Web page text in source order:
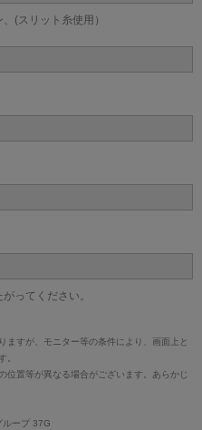
(スリット糸使用）
ってください。
すが、モニター等の条件により、画面上と
。
位置等が異なる場合がございます。あらかじ
ループ 37G